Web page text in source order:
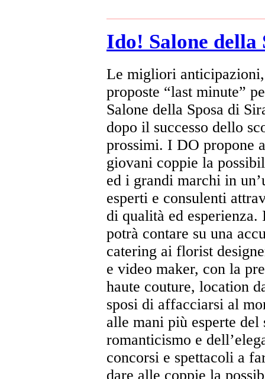
Ido! Salone della
Le migliori
proposte “last minute”
Salone della Sposa di
dopo il successo dello
prossimi. I DO propone
giovani coppie la
ed i grandi marchi in
esperti e consulenti
di qualità ed
potrà contare su una
catering ai florist
e video maker, con la
haute couture, location
sposi di affacciarsi al
alle mani più esperte
romanticismo e
concorsi e spettacoli a
dare alle coppie la